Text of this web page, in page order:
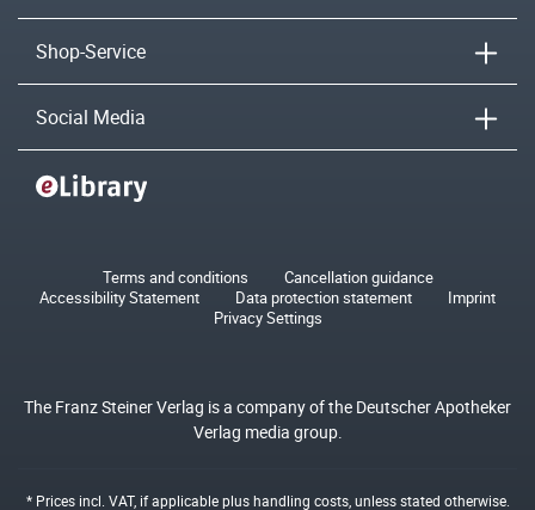
Shop-Service
Social Media
Terms and conditions
Cancellation guidance
Accessibility Statement
Data protection statement
Imprint
Privacy Settings
The Franz Steiner Verlag is a company of the Deutscher Apotheker
Verlag media group.
* Prices incl. VAT, if applicable plushandling costs, unless stated otherwise.